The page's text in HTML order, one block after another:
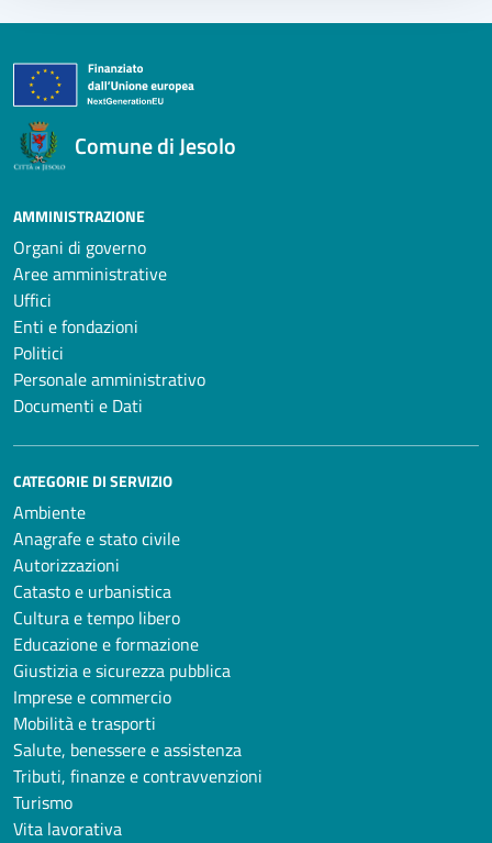
Comune di Jesolo
AMMINISTRAZIONE
Organi di governo
Aree amministrative
Uffici
Enti e fondazioni
Politici
Personale amministrativo
Documenti e Dati
CATEGORIE DI SERVIZIO
Ambiente
Anagrafe e stato civile
Autorizzazioni
Catasto e urbanistica
Cultura e tempo libero
Educazione e formazione
Giustizia e sicurezza pubblica
Imprese e commercio
Mobilità e trasporti
Salute, benessere e assistenza
Tributi, finanze e contravvenzioni
Turismo
Vita lavorativa